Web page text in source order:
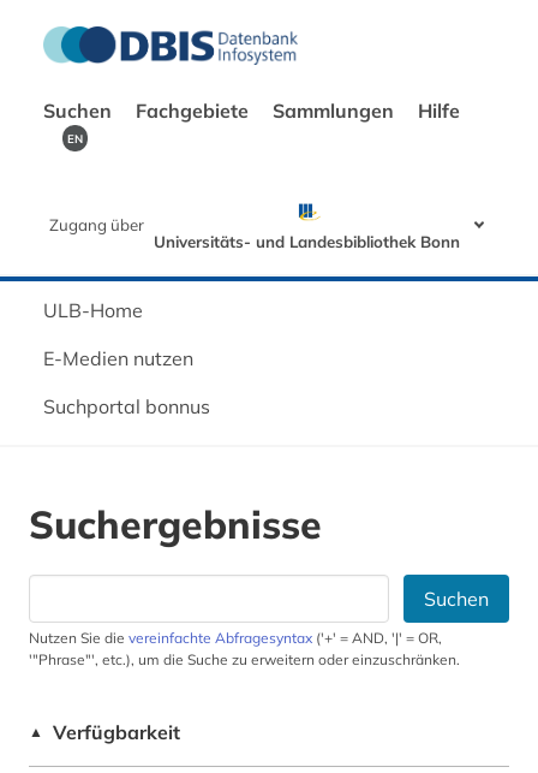
Suchen Fachgebiete Sammlungen Hilfe
EN
Zugang über
Universitäts- und Landesbibliothek Bonn
ULB-Home
E-Medien nutzen
Suchportal bonnus
Suchergebnisse
Suchen
Nutzen Sie die vereinfachte Abfragesyntax ('+' = AND, '|' = OR,
'"Phrase"', etc.), um die Suche zu erweitern oder einzuschränken.
▲ Verfügbarkeit